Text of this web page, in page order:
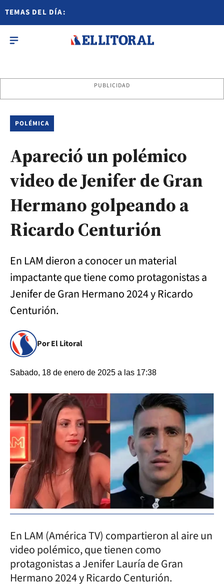
TEMAS DEL DÍA:
PUBLICIDAD
POLÉMICA
Apareció un polémico
video de Jenifer de Gran
Hermano golpeando a
Ricardo Centurión
En LAM dieron a conocer un material
impactante que tiene como protagonistas a
Jenifer de Gran Hermano 2024 y Ricardo
Centurión.
Por El Litoral
Sabado, 18 de enero de 2025 a las 17:38
En LAM (América TV) compartieron al aire un
video polémico, que tienen como
protagonistas a Jenifer Lauría de Gran
Hermano 2024 y Ricardo Centurión.